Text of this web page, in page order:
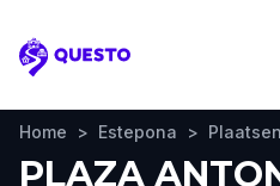
Questo
Home > Estepona >
PLAZA